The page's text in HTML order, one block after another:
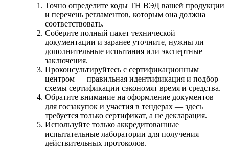
Точно определите коды ТН ВЭД вашей продукции
и перечень регламентов, которым она должна
соответствовать.
Соберите полный пакет технической
документации и заранее уточните, нужны ли
дополнительные испытания или экспертные
заключения.
Проконсультируйтесь с сертификационным
центром — правильная идентификация и подбор
схемы сертификации сэкономят время и средства.
Обратите внимание на оформление документов
для госзакупок и участия в тендерах — здесь
требуется только сертификат, а не декларация.
Используйте только аккредитованные
испытательные лаборатории для получения
действительных протоколов.